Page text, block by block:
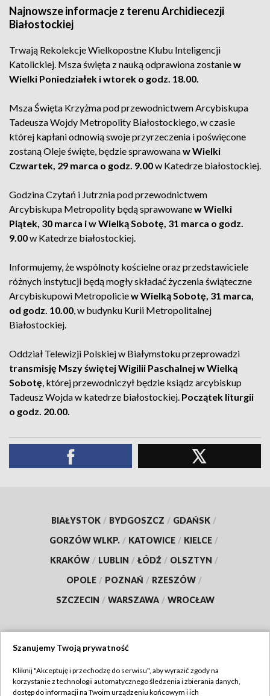
Najnowsze informacje z terenu Archidiecezji
Białostockiej
Trwają Rekolekcje Wielkopostne Klubu Inteligencji
Katolickiej. Msza święta z nauką odprawiona zostaniew
Wielki Poniedziałek i wtorek o godz. 18.00.
Msza Święta Krzyżma pod przewodnictwem Arcybiskupa
Tadeusza Wojdy Metropolity Białostockiego, w czasie
której kapłani odnowią swoje przyrzeczenia i poświęcone
zostaną Oleje święte, będzie sprawowanaw Wielki
Czwartek, 29 marca o godz. 9.00w Katedrze białostockiej.
Godzina Czytań i Jutrznia pod przewodnictwem
Arcybiskupa Metropolity będą sprawowanew Wielki
Piątek, 30 marca i w Wielką Sobotę, 31 marca o godz.
9.00w Katedrze białostockiej.
Informujemy, że wspólnoty kościelne oraz przedstawiciele
różnych instytucji będą mogły składać życzenia świąteczne
Arcybiskupowi Metropoliciew Wielką Sobotę, 31 marca,
od godz. 10.00, w budynku Kurii Metropolitalnej
Białostockiej.
Oddział Telewizji Polskiej w Białymstoku przeprowadzi
transmisję Mszy świętej Wigilii Paschalnej w Wielką
Sobotę, której przewodniczył będzie ksiądz arcybiskup
Tadeusz Wojda w katedrze białostockiej. Początek liturgii
o godz. 20.00.
BIAŁYSTOK / BYDGOSZCZ / GDAŃSK /
GORZÓW WLKP. / KATOWICE / KIELCE /
KRAKÓW / LUBLIN / ŁÓDŹ / OLSZTYN /
OPOLE / POZNAŃ / RZESZÓW /
SZCZECIN / WARSZAWA / WROCŁAW
TVP
Szanujemy Twoją prywatność
Kliknij "Akceptuję i przechodzę do serwisu", aby wyrazić zgody na
korzystanie z technologii automatycznego śledzenia i zbierania danych,
dostęp do informacji na Twoim urządzeniu końcowym i ich